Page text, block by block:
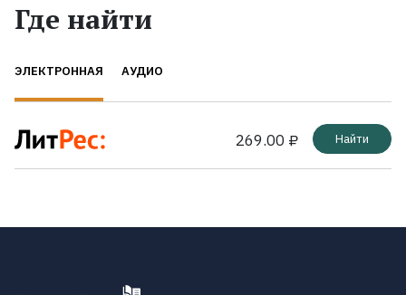
Где найти
ЭЛЕКТРОННАЯ АУДИО
269.00 ₽ Найти